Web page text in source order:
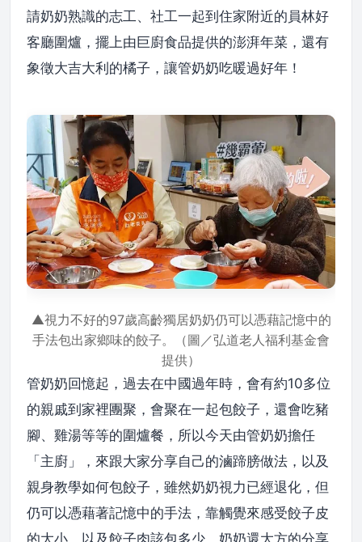
請奶奶熟識的志工、社工一起到住家附近的員林好
客廳圍爐，擺上由巨廚食品提供的澎湃年菜，還有
象徵大吉大利的橘子，讓管奶奶吃暖過好年！
▲視力不好的97歲高齡獨居奶奶仍可以憑藉記憶中的
手法包出家鄉味的餃子。（圖／弘道老人福利基金會
提供）
管奶奶回憶起，過去在中國過年時，會有約10多位
的親戚到家裡團聚，會聚在一起包餃子，還會吃豬
腳、雞湯等等的圍爐餐，所以今天由管奶奶擔任
「主廚」，來跟大家分享自己的滷蹄膀做法，以及
親身教學如何包餃子，雖然奶奶視力已經退化，但
仍可以憑藉著記憶中的手法，靠觸覺來感受餃子皮
的大小，以及餃子肉該包多少，奶奶還大方的分享